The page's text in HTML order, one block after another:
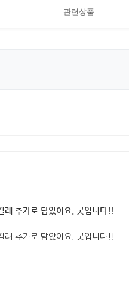
관련상품
래 추가로 담았어요. 굿입니다!!
래 추가로 담았어요. 굿입니다!!